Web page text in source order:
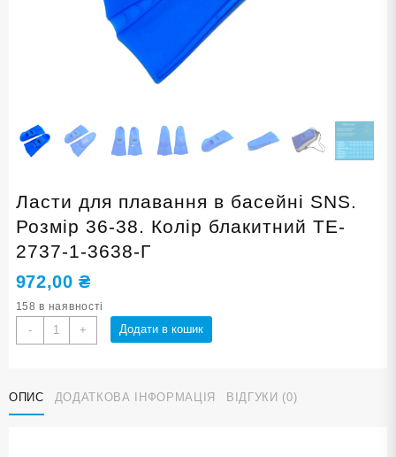
Ласти для плавання в басейні SNS.
Розмір 36-38. Колір блакитний TE-
2737-1-3638-Г
972,00₴
158 в наявності
-
Ласти
для
басейні
SNS.
+ Додати в кошик
ОПИС ДОДАТКОВА ІНФОРМАЦІЯ ВІДГУКИ (0)